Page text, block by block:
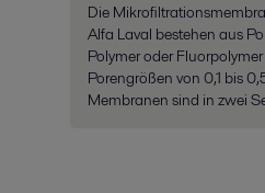
Die
Alfa Laval bestehen aus
Polymer oder
Porengrößen von 0,1 bis
Membranen sind in zwei